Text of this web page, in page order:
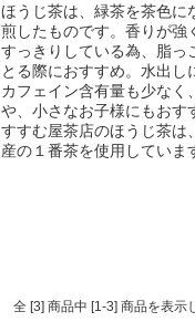
ほうじ茶は、緑茶を茶色に
煎したものです。香りが強
すっきりしている為、脂っ
とる際におすすめ。水出し
カフェイン含有量も少なく
や、小さなお子様にもおす
すすむ屋茶店のほうじ茶は
産の１番茶を使用していま
全 [3] 商品中 [1-3] 商品を表示